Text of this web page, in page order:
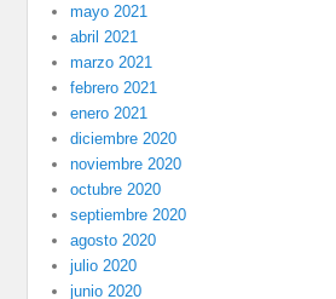
mayo 2021
abril 2021
marzo 2021
febrero 2021
enero 2021
diciembre 2020
noviembre 2020
octubre 2020
septiembre 2020
agosto 2020
julio 2020
junio 2020